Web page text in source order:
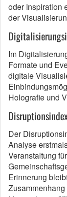
oder Inspiration
der
Im
Formate und
digitale
Holografie und
Der
Analyse
Veranstaltung
Erinnerung